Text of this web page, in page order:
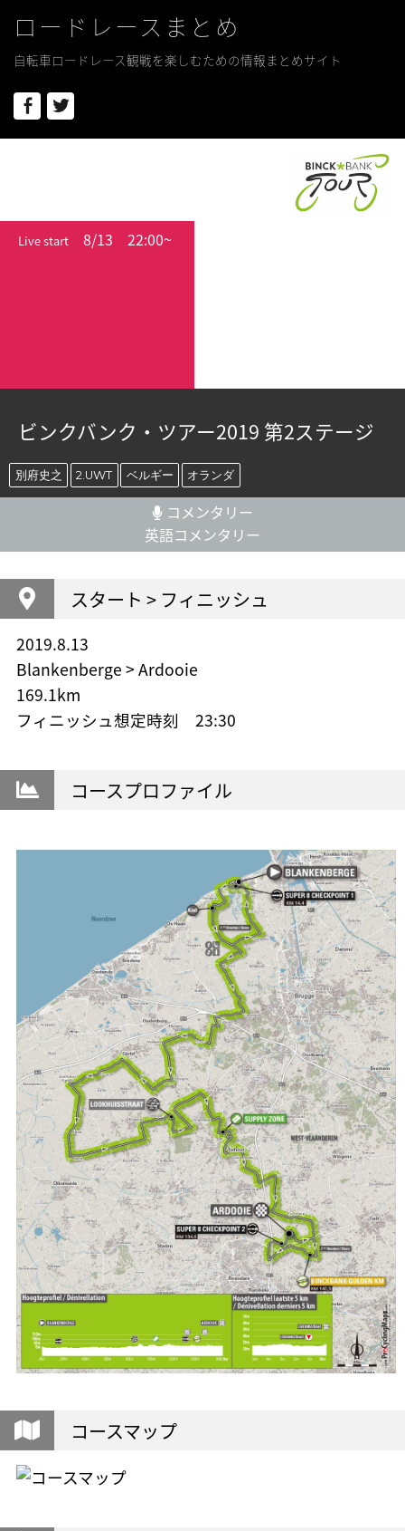
ロードレースまとめ
自転車ロードレース観戦を楽しむための情報まとめサイト
Facebook
Live start 8/13 22:00~
ビンクバンク・ツアー2019 第2ステージ
別府史之 2.UWT ベルギー オランダ
コメンタリー
英語コメンタリー
スタート > フィニッシュ
2019.8.13
Blankenberge > Ardooie
169.1km
フィニッシュ想定時刻 23:30
コースプロファイル
コースマップ